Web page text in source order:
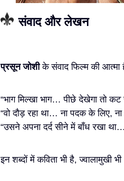
संवाद और लेखन
प्रसून जोशीके संवाद फिल्म की आत्मा
“भाग मिल्खा भाग… पीछे देखेगा तो कट
“वो दौड़ रहा था… ना पदक के लिए,
“उसने अपना दर्द सीने में बाँध रखा
इन शब्दों में कविता भी है, ज्वालामुखी